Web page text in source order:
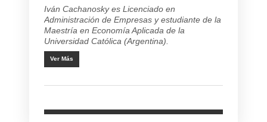
Iván Cachanosky es Licenciado en
Administración de Empresas y estudiante de la
Maestría en Economía Aplicada de la
Universidad Católica (Argentina).
Ver Más